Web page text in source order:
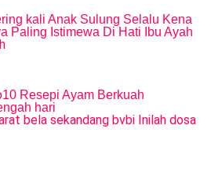
kali Anak Sulung Selalu Kena
Paling Istimewa Di Hati Ibu Ayah
10 Resepi Ayam Berkuah
hari